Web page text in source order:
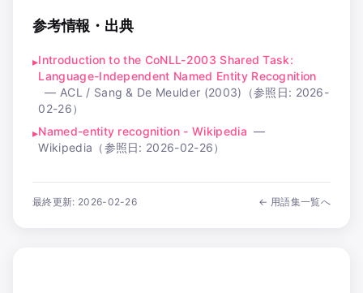
参考情報・出典
▸Introduction to the CoNLL-2003 Shared Task:
Language-Independent Named Entity Recognition
— ACL / Sang & De Meulder (2003) （参照日: 2026-
02-26）
▸Named-entity recognition - Wikipedia —
Wikipedia （参照日: 2026-02-26）
最終更新: 2026-02-26 ← 用語集一覧へ